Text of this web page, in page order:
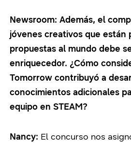
Newsroom: Además, el
jóvenes creativos que están
propuestas al mundo debe
enriquecedor. ¿Cómo
Tomorrow contribuyó a
conocimientos adicionales
equipo en STEAM?
Nancy: El concurso nos